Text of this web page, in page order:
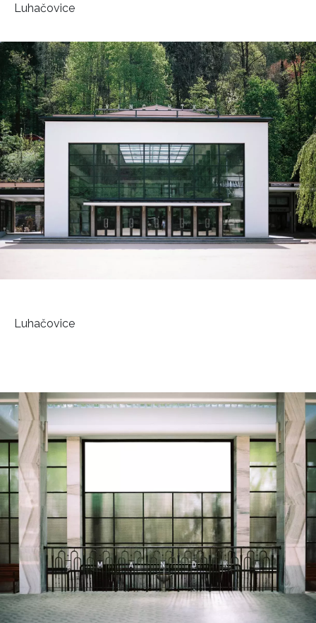
Luhačovice
Luhačovice